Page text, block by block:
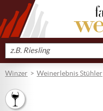
Produkt
suchen
Winzer Weinerlebnis Stühler